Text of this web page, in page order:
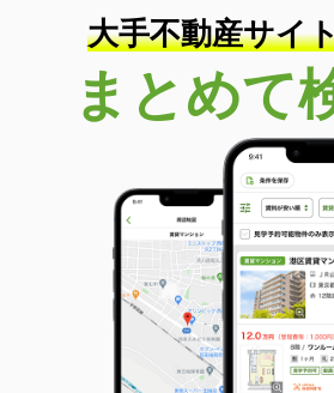
間取り
ワンルーム
和歌山県和歌山市楠見中
価 格
4.40万円
和歌山県和歌
22.35m²
間取り
1K
和歌山県和歌山市中之島
価 格
4.20万円
住 所
和歌山県和歌山
専有面積 23.1m²
間取り
1K
大手不動産サイ
まとめて